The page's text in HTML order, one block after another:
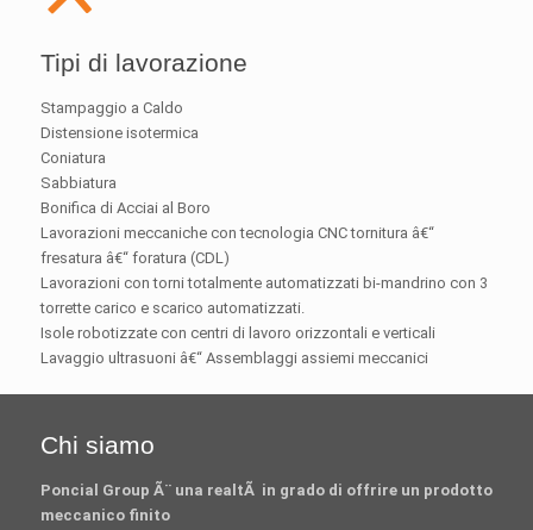
Tipi di lavorazione
Stampaggio a Caldo
Distensione isotermica
Coniatura
Sabbiatura
Bonifica di Acciai al Boro
Lavorazioni meccaniche con tecnologia CNC tornitura â€“
fresatura â€“ foratura (CDL)
Lavorazioni con torni totalmente automatizzati bi-mandrino con 3
torrette carico e scarico automatizzati.
Isole robotizzate con centri di lavoro orizzontali e verticali
Lavaggio ultrasuoni â€“ Assemblaggi assiemi meccanici
Chi siamo
Poncial Group Ã¨ una realtÃ in grado di offrire un prodotto
meccanico finito